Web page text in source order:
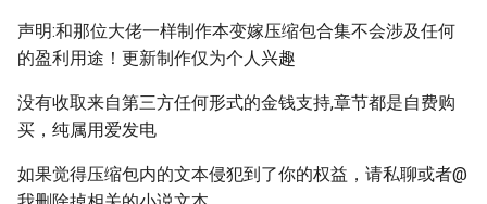
声明:和那位大佬一样制作本变嫁压缩包合集不会涉及任何
的盈利用途！更新制作仅为个人兴趣
没有收取来自第三方任何形式的金钱支持,章节都是自费购
买，纯属用爱发电
如果觉得压缩包内的文本侵犯到了你的权益，请私聊或者@